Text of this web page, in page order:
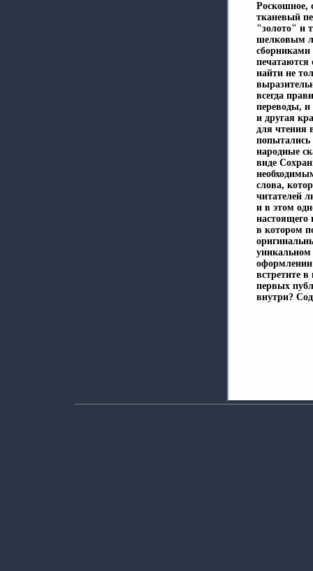
Роскошное,
тканевый
"золото" и
шелковым
сборниками
печатаются
найти не
всегда
переводы, и
и другая
для чтения
попытались
народные
виде
слова,
читателей
и в этом
настоящего
в котором
уникальном
встретите
первых
внутри?